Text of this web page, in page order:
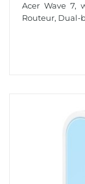
Acer Wave 7,
Routeur, Dual-